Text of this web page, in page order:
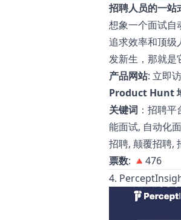
招聘人员的一站
想象一个面试自
追求效率和顶
发新生，那就是
产品网站: 立即
Product Hunt
关键词 ：招聘
能面试, 自动化
招聘, 颠覆招聘,
票数: 🔺476
4.